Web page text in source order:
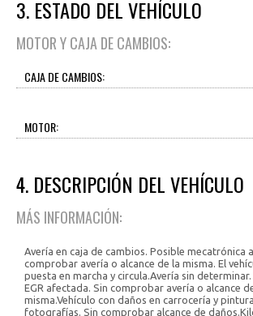
3. ESTADO DEL VEHÍCULO
MOTOR Y CAJA DE CAMBIOS:
CAJA DE CAMBIOS:
MOTOR:
4. DESCRIPCIÓN DEL VEHÍCULO
MÁS INFORMACIÓN:
Avería en caja de cambios. Posible mecatrónica
comprobar avería o alcance de la misma. El
puesta en marcha y circula.Avería sin
EGR afectada. Sin comprobar avería o alcance
misma.Vehículo con daños en carrocería y
fotografías. Sin comprobar alcance de